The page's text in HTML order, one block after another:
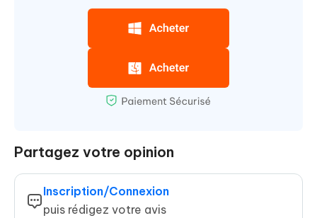
Partagez votre opinion
Inscription/Connexion
puis rédigez votre avis